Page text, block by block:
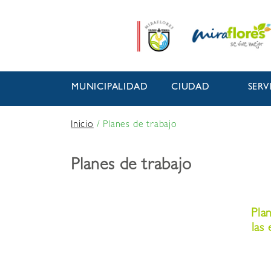
MUNICIPALIDAD CIUDAD
Inicio/ Planes de trabajo
Planes de trabajo
las